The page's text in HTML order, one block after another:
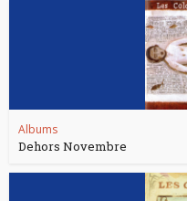
Albums
Dehors Novembre